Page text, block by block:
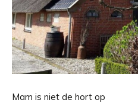
Mam is niet de hort op